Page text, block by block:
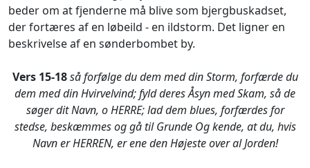
beder om at fjenderne må blive som bjergbuskadset,
der fortæres af en løbeild - en ildstorm. Det ligner en
beskrivelse af en sønderbombet by.
Vers 15-18 så forfølge du dem med din Storm, forfærde du
dem med din Hvirvelvind; fyld deres Åsyn med Skam, så de
søger dit Navn, o HERRE; lad dem blues, forfærdes for
stedse, beskæmmes og gå til Grunde Og kende, at du, hvis
Navn er HERREN, er ene den Højeste over al Jorden!